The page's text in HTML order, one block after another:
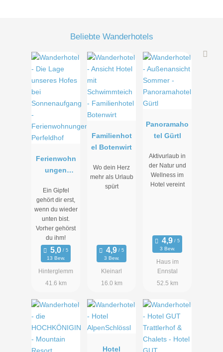
Beliebte Wanderhotels
Ferienwohn
ungen
Ein Gipfel
gehört dir erst,
wenn du wieder
unten bist.
Vorher gehörst
du ihm!
13 Bew.
Hinterglemm
41.6 km
Familienhot
el Botenwirt
Wo dein Herz
mehr als Urlaub
spürt
3 Bew.
Kleinarl
16.0 km
Panoramaho
tel Gürtl
Aktivurlaub in
der Natur und
Wellness im
Hotel vereint
3 Bew.
Haus im
Ennstal
52.5 km
Hotel